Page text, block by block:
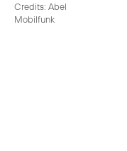
Credits: Abel
Mobilfunk